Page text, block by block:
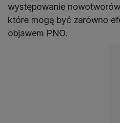
występowanie
które mogą być zarówno
objawem PNO.